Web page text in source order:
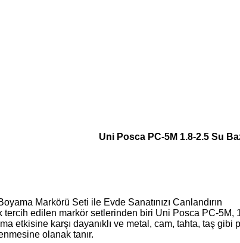
Uni Posca PC-5M 1.8-2.5 Su
Markörü Seti ile Evde Sanatınızı Canlandırın
edilen markör setlerinden biri Uni Posca PC‑5M,
etkisine karşı dayanıklı ve metal, cam, tahta, taş
olanak tanır.